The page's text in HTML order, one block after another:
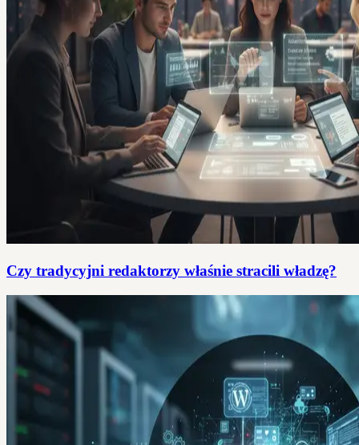
Czy tradycyjni redaktorzy właśnie stracili władzę?